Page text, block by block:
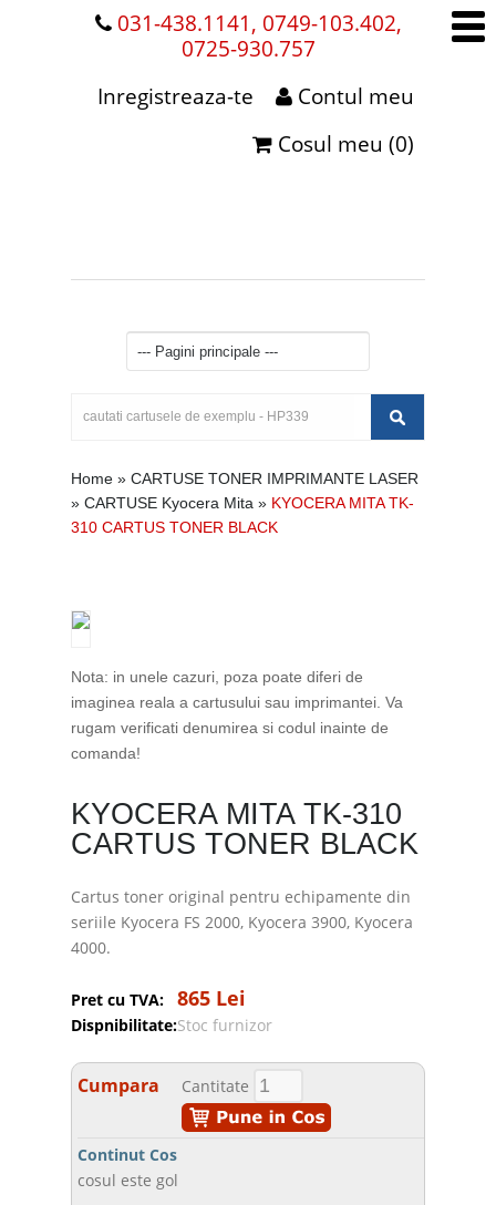
031-438.1141, 0749-103.402,
0725-930.757
Contul meu
Inregistreaza-te
Cosul meu (0)
Home » CARTUSE TONER IMPRIMANTE LASER
» CARTUSE Kyocera Mita » KYOCERA MITA TK-
310 CARTUS TONER BLACK
Nota: in unele cazuri, poza poate diferi de
imaginea reala a cartusului sau imprimantei. Va
rugam verificati denumirea si codul inainte de
comanda!
KYOCERA MITA TK-310
CARTUS TONER BLACK
Cartus toner original pentru echipamente din
seriile Kyocera FS 2000, Kyocera 3900, Kyocera
4000.
Pret cu TVA: 865 Lei
Dispnibilitate:Stoc furnizor
Cumpara Cantitate
Continut Cos
cosul este gol